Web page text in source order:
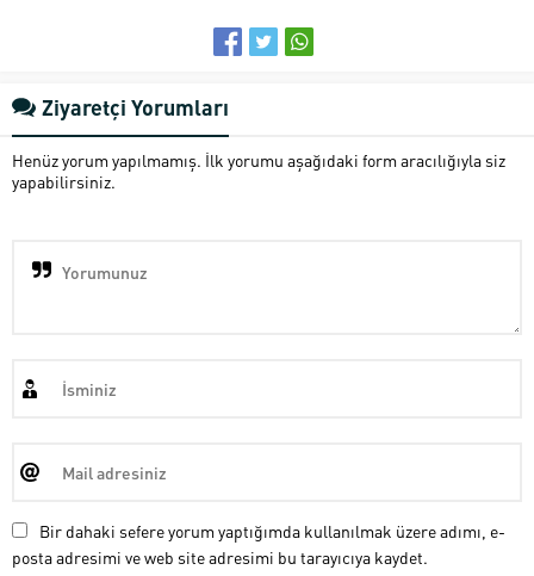
Ziyaretçi Yorumları
Henüz yorum yapılmamış. İlk yorumu aşağıdaki form aracılığıyla siz
yapabilirsiniz.
Bir dahaki sefere yorum yaptığımda kullanılmak üzere adımı, e-
posta adresimi ve web site adresimi bu tarayıcıya kaydet.